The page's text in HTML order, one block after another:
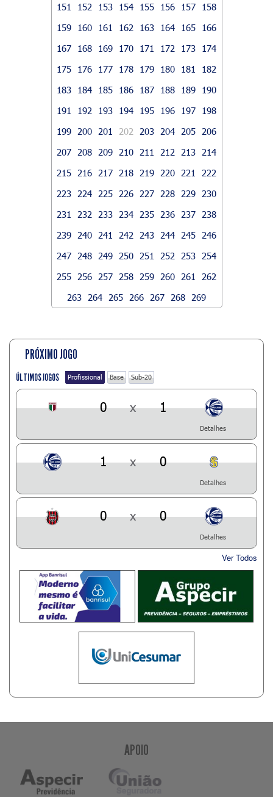
151
152 153 154 155 156 157
158
159
160 161 162 163 164 165
166
167
168 169 170 171 172 173
174
175
176 177 178 179 180 181
182
183
184 185 186 187 188 189
190
191
192 193 194 195 196 197
198
199
200 201 202 203 204 205
206
207
208 209 210 211 212 213
214
215
216 217 218 219 220 221
222
223
224 225 226 227 228 229
230
231
232 233 234 235 236 237
238
239
240 241 242 243 244 245
246
247
248 249 250 251 252 253
254
255
256 257 258 259 260 261
262
263
264 265 266 267 268 269
PRÓXIMO JOGO
ÚLTIMOS JOGOS Profissional Base Sub-20
0 x 1
Detalhes
1 x 0
Detalhes
0 x 0
Detalhes
Ver Todos
APOIO